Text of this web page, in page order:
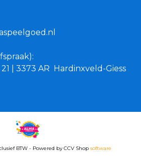
| 3373 AR Hardinxveld-Giess
BTW - Powered by CCV Shop software